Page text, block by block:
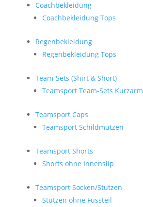
Coachbekleidung
Coachbekleidung Tops
Regenbekleidung
Regenbekleidung Tops
Team-Sets (Shirt & Short)
Teamsport Team-Sets Kurzarm
Teamsport Caps
Teamsport Schildmützen
Teamsport Shorts
Shorts ohne Innenslip
Teamsport Socken/Stutzen
Stutzen ohne Fussteil